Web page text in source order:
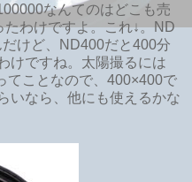
なんてのはどこも売
わけですよ。これ↓。ND
けど、ND400だと400分
けですね。太陽撮るには
てことなので、400×400で
いなら、他にも使えるかな